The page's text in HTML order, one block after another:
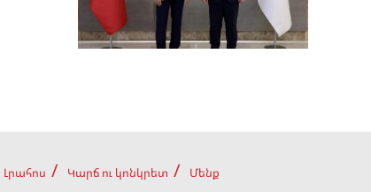
Լրահոս Կարճ ու կոնկրետ Մենք